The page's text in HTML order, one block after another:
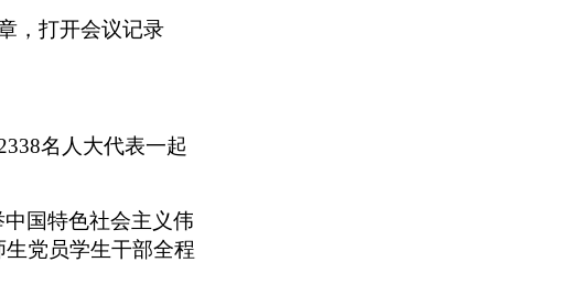
，打开会议记录
名人大代表一起
国特色社会主义伟
党员学生干部全程